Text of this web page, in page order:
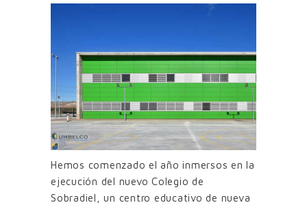
Hemos comenzado el año inmersos en la
ejecución del nuevo Colegio de
Sobradiel, un centro educativo de nueva